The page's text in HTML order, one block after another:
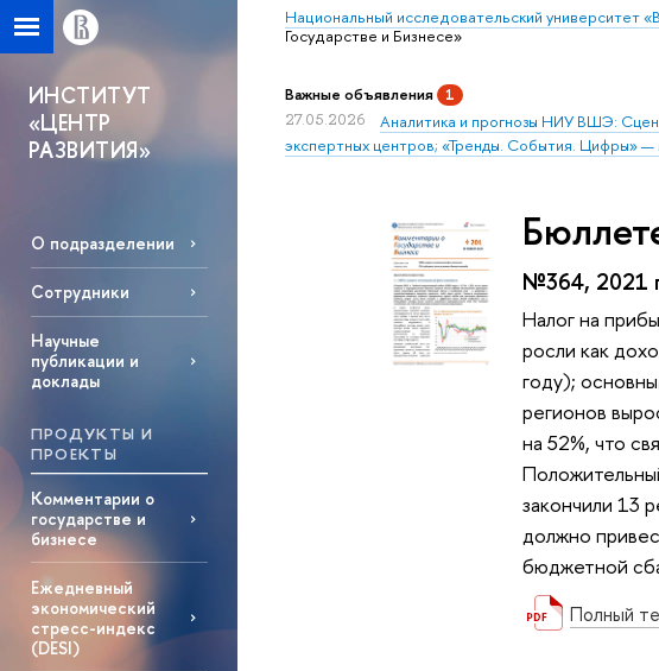
Национальный исследовательский университет
Государстве и Бизнесе»
ИНСТИТУТ
«ЦЕНТР
РАЗВИТИЯ»
О подразделении
Сотрудники
Научные
публикации и
доклады
ПРОДУКТЫ И
ПРОЕКТЫ
Комментарии о
государстве и
бизнесе
Ежедневный
экономический
стресс-индекс
(DESI)
Важные объявления 1
27.05.2026
Аналитика и прогнозы НИУ ВШЭ:
экспертных центров; «Тренды. События. Цифры» —
№364, 2021
Налог на
росли как
году);
регионов
на 52%, что
закончили 13
должно
бюджетной
Полный